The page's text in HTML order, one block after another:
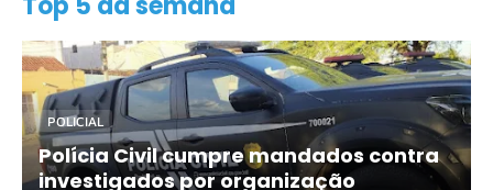
POLICIAL
Polícia Civil cumpre mandados contra
investigados por organização